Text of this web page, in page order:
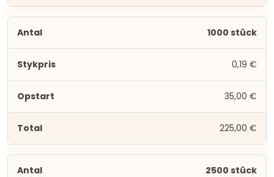
1000 stück
0,19 €
35,00 €
225,00 €
2500 stück